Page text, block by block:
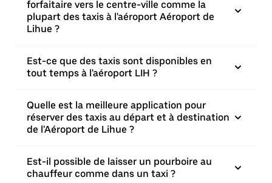
forfaitaire vers le centre-ville comme la
plupart des taxis à l'aéroport Aéroport de
Lihue ?
Est-ce que des taxis sont disponibles en
tout temps à l'aéroport LIH ?
Quelle est la meilleure application pour
réserver des taxis au départ et à destination
de l'Aéroport de Lihue ?
Est-il possible de laisser un pourboire au
chauffeur comme dans un taxi ?